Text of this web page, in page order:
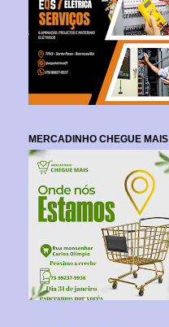
MERCADINHO CHEGUE MAIS